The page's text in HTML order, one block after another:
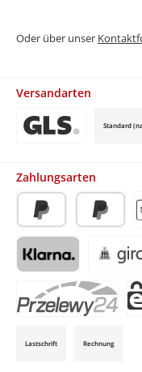
Oder über unser
Versandarten
Standard
Zahlungsarten
PayPal Später
Klarna (via Stripe)Giropay
Lastschrift Rechnung